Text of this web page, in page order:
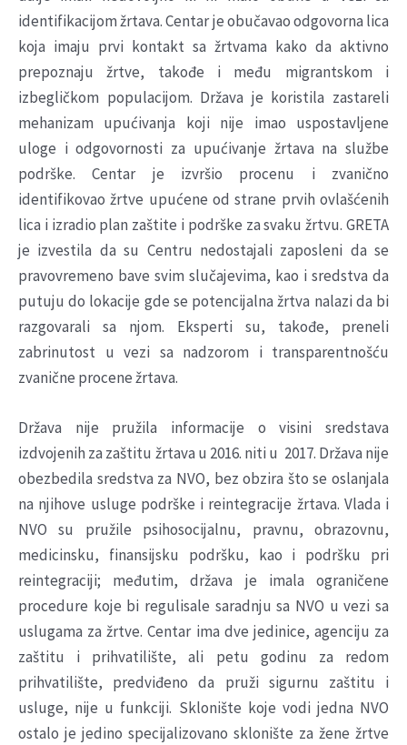
identifikacijom žrtava. Centar je obučavao odgovorna lica
koja imaju prvi kontakt sa žrtvama kako da aktivno
prepoznaju žrtve, takođe i među migrantskom i
izbegličkom populacijom. Država je koristila zastareli
mehanizam upućivanja koji nije imao uspostavljene
uloge i odgovornosti za upućivanje žrtava na službe
podrške. Centar je izvršio procenu i zvanično
identifikovao žrtve upućene od strane prvih ovlašćenih
lica i izradio plan zaštite i podrške za svaku žrtvu. GRETA
je izvestila da su Centru nedostajali zaposleni da se
pravovremeno bave svim slučajevima, kao i sredstva da
putuju do lokacije gde se potencijalna žrtva nalazi da bi
razgovarali sa njom. Eksperti su, takođe, preneli
zabrinutost u vezi sa nadzorom i transparentnošću
zvanične procene žrtava.
Država nije pružila informacije o visini sredstava
izdvojenih za zaštitu žrtava u 2016. niti u 2017. Država nije
obezbedila sredstva za NVO, bez obzira što se oslanjala
na njihove usluge podrške i reintegracije žrtava. Vlada i
NVO su pružile psihosocijalnu, pravnu, obrazovnu,
medicinsku, finansijsku podršku, kao i podršku pri
reintegraciji; međutim, država je imala ograničene
procedure koje bi regulisale saradnju sa NVO u vezi sa
uslugama za žrtve. Centar ima dve jedinice, agenciju za
zaštitu i prihvatilište, ali petu godinu za redom
prihvatilište, predviđeno da pruži sigurnu zaštitu i
usluge, nije u funkciji. Sklonište koje vodi jedna NVO
ostalo je jedino specijalizovano sklonište za žene žrtve